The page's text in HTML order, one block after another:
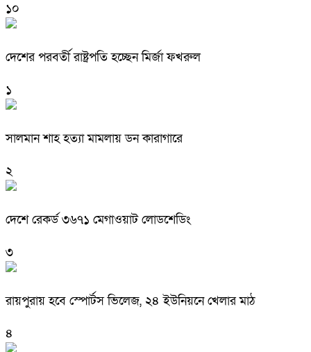
১০
দেশের পরবর্তী রাষ্ট্রপতি হচ্ছেন মির্জা ফখরুল
১
সালমান শাহ হত্যা মামলায় ডন কারাগারে
২
দেশে রেকর্ড ৩৬৭১ মেগাওয়াট লোডশেডিং
৩
রায়পুরায় হবে স্পোর্টস ভিলেজ, ২৪ ইউনিয়নে খেলার মাঠ
৪